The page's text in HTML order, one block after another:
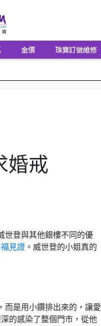
金價 珠寶訂做維修
婚戒
世登與其他銀樓不同的優
見證 。威世登的小姐真的
而是用小鑽排出來的，讓愛
的感染了整個門市，從他